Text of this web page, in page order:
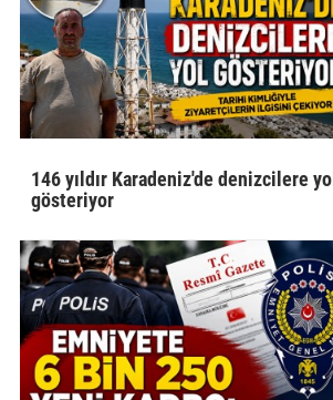
146 yıldır Karadeniz'de denizcilere yol
gösteriyor